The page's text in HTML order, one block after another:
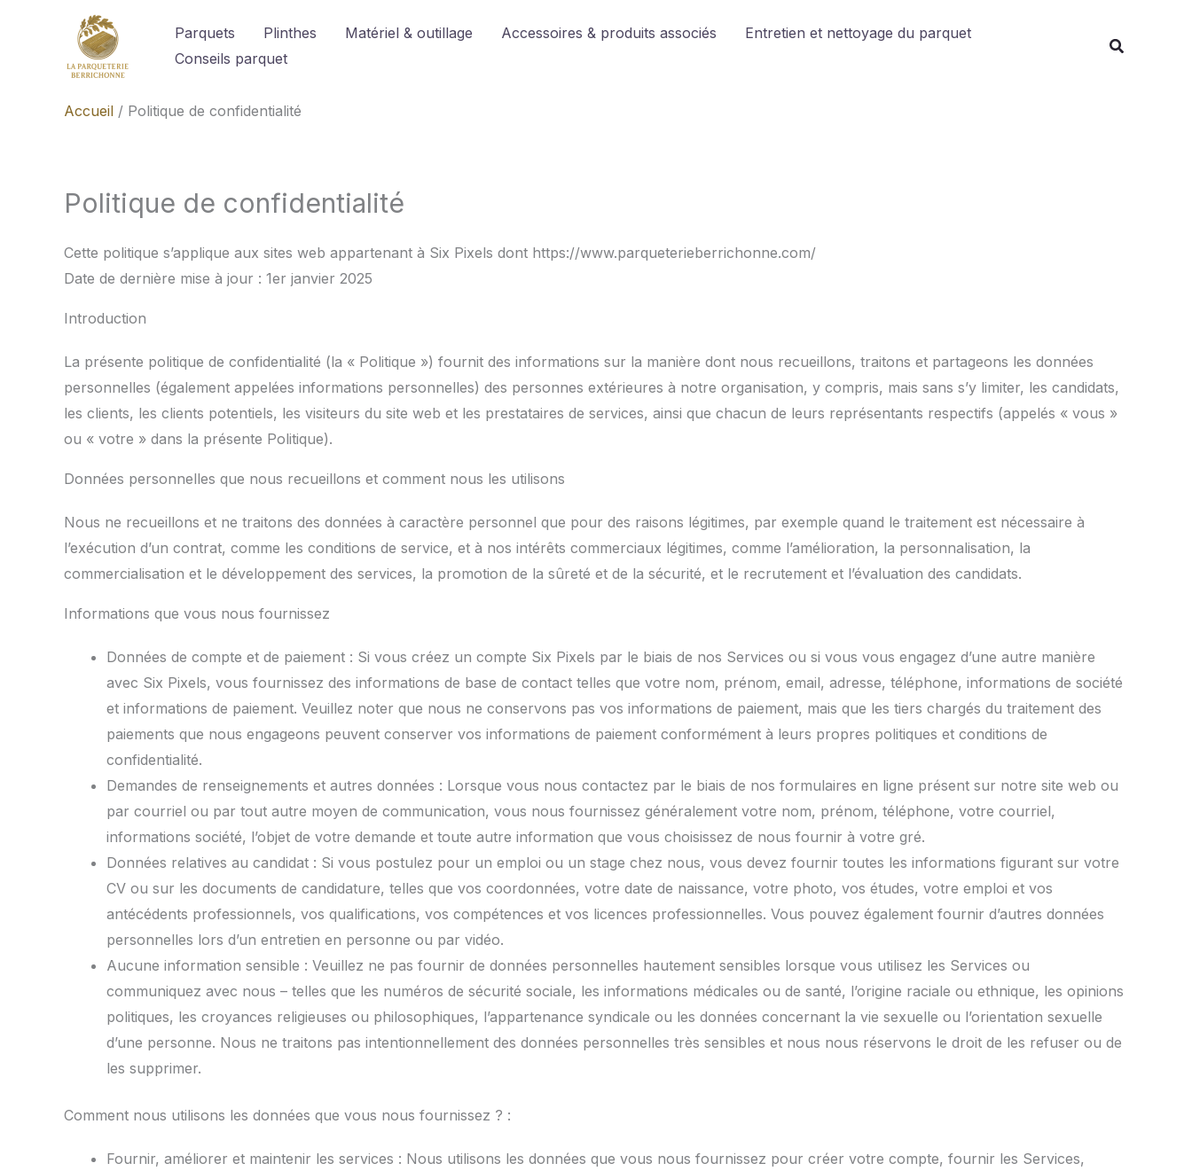
Parquets Plinthes Matériel & outillage Accessoires & produits associés
Entretien et nettoyage du parquet
Conseils parquet
Accueil Politique de confidentialité
Politique de confidentialité
Cette politique s’applique aux sites web appartenant à Six Pixels dont https://www.parqueterieberrichonne.com/
Date de dernière mise à jour : 1er janvier 2025
Introduction
La présente politique de confidentialité (la « Politique ») fournit des informations sur la manière dont nous recueillons, traitons et partageons les données
personnelles (également appelées informations personnelles) des personnes extérieures à notre organisation, y compris, mais sans s’y limiter, les candidats,
les clients, les clients potentiels, les visiteurs du site web et les prestataires de services, ainsi que chacun de leurs représentants respectifs (appelés « vous »
ou « votre » dans la présente Politique).
Données personnelles que nous recueillons et comment nous les utilisons
Nous ne recueillons et ne traitons des données à caractère personnel que pour des raisons légitimes, par exemple quand le traitement est nécessaire à
l’exécution d’un contrat, comme les conditions de service, et à nos intérêts commerciaux légitimes, comme l’amélioration, la personnalisation, la
commercialisation et le développement des services, la promotion de la sûreté et de la sécurité, et le recrutement et l’évaluation des candidats.
Informations que vous nous fournissez
Données de compte et de paiement : Si vous créez un compte Six Pixels par le biais de nos Services ou si vous vous engagez d’une autre manière
avec Six Pixels, vous fournissez des informations de base de contact telles que votre nom, prénom, email, adresse, téléphone, informations de société
et informations de paiement. Veuillez noter que nous ne conservons pas vos informations de paiement, mais que les tiers chargés du traitement des
paiements que nous engageons peuvent conserver vos informations de paiement conformément à leurs propres politiques et conditions de
confidentialité.
Demandes de renseignements et autres données : Lorsque vous nous contactez par le biais de nos formulaires en ligne présent sur notre site web ou
par courriel ou par tout autre moyen de communication, vous nous fournissez généralement votre nom, prénom, téléphone, votre courriel,
informations société, l’objet de votre demande et toute autre information que vous choisissez de nous fournir à votre gré.
Données relatives au candidat : Si vous postulez pour un emploi ou un stage chez nous, vous devez fournir toutes les informations figurant sur votre
CV ou sur les documents de candidature, telles que vos coordonnées, votre date de naissance, votre photo, vos études, votre emploi et vos
antécédents professionnels, vos qualifications, vos compétences et vos licences professionnelles. Vous pouvez également fournir d’autres données
personnelles lors d’un entretien en personne ou par vidéo.
Aucune information sensible : Veuillez ne pas fournir de données personnelles hautement sensibles lorsque vous utilisez les Services ou
communiquez avec nous – telles que les numéros de sécurité sociale, les informations médicales ou de santé, l’origine raciale ou ethnique, les opinions
politiques, les croyances religieuses ou philosophiques, l’appartenance syndicale ou les données concernant la vie sexuelle ou l’orientation sexuelle
d’une personne. Nous ne traitons pas intentionnellement des données personnelles très sensibles et nous nous réservons le droit de les refuser ou de
les supprimer.
Comment nous utilisons les données que vous nous fournissez ? :
Fournir, améliorer et maintenir les services : Nous utilisons les données que vous nous fournissez pour créer votre compte, fournir les Services,